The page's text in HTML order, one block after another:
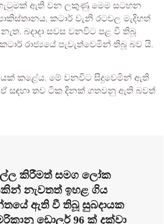
ගැටුමක් ඇති වන ලකුණු මෙම සටහන
කටාර් වැනි රටවල මැදිහත්
බදාදා සවස වනවිට පළ වී තිබූ
රාජ්‍යයේ පැවැත්වෙමින් තිබූ බව යි.
කළේය. මේ වනවිට සිදුවෙමින් ඇති
සඳහා තව ටික දිනක් ගතවනු ඇති බවත්
එල්ල කිරීමත් සමග ලෝක
නැවතත් ඉහළ ගිය
ඇති වී තිබූ සුබදායක
ඩොලර් 96 ක් දක්වා